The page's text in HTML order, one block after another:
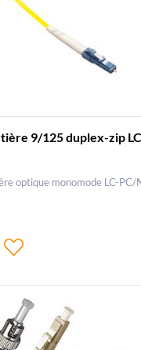
9/125 duplex-zip
optique monomode LC-PC/